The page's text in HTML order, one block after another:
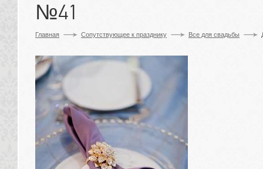
№41
Главная Сопутствующее к празднику Все для свадьбы